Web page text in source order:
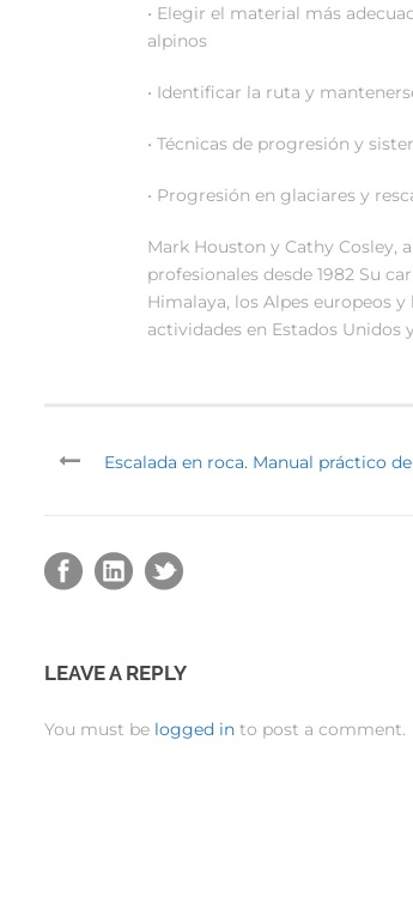
• Elegir el material más
alpinos
• Identificar la ruta y
• Técnicas de progresión y
• Progresión en glaciares y
Mark Houston y Cathy Cosley,
profesionales desde 1982 Su
Himalaya, los Alpes europeos
actividades en Estados Unidos
Escalada en roca. Manual práctico
LEAVE A REPLY
You must be logged in to post a comment.